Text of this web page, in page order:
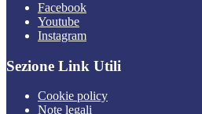
Facebook
Youtube
Instagram
Sezione Link Utili
Cookie policy
Note legali